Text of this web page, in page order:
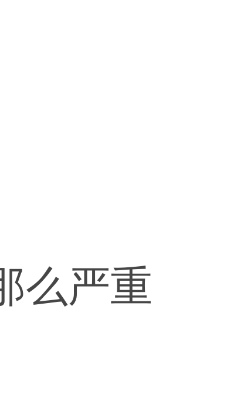
么严重